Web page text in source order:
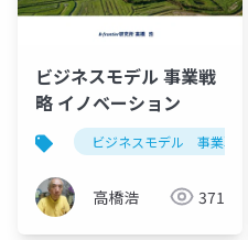
ビジネスモデル 事業戦
略 イノベーション
ビジネスモデル 事業戦
高橋浩 371